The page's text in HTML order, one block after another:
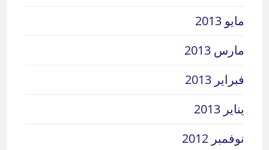
مايو 2013
مارس 2013
فبراير 2013
يناير 2013
نوفمبر 2012